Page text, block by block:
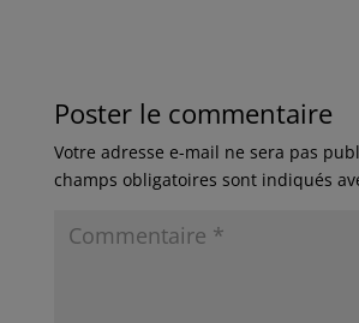
Poster le commentaire
Votre adresse e-mail ne sera pas
champs obligatoires sont indiqués